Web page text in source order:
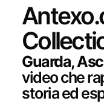
Guarda,
video che
storia ed